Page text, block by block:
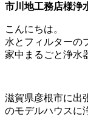
市川地工務店様浄
こんにちは。
水とフィルターの
家中まるごと浄水
滋賀県彦根市に出
のモデルハウスに